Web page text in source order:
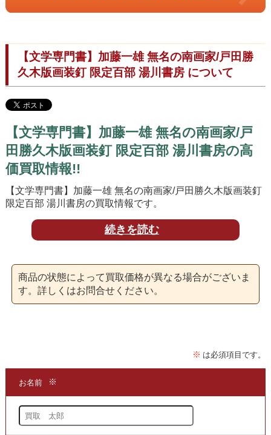
【文学専門書】加藤一雄 無名の南画家/戸田勝
久木版画装釘 限定百部 湯川書房 について
【文学専門書】加藤一雄 無名の南画家/戸
田勝久木版画装釘 限定百部 湯川書房の高
価買取情報!!
【文学専門書】加藤一雄 無名の南画家/戸田勝久木版画装釘
限定百部 湯川書房の買取情報です。
【文学専門書】加藤一雄 無名の南画家/戸田勝久木版画装釘
限定百部 湯川書房は、湯川書房より平成9年に限定100部発
加藤一雄の代表作「無名の南画家」を戸田勝久木版画装釘
で製作され、オリジナル木版画口絵が付属しております。
【文学専門書】加藤一雄 無名の南画家/戸田勝久木版画装釘
限定百部 湯川書房をお持ちで、ご売却をお考えなら、専門
書買取の専門店である当店までお問い合わせいただき、買
取をご検討ください。
●買取方法は簡単3ステップ！
1.問い合わせて
続きを読む
商品の状態によって買取価格が異なる場合がございま
す。詳しくはお問合せください。